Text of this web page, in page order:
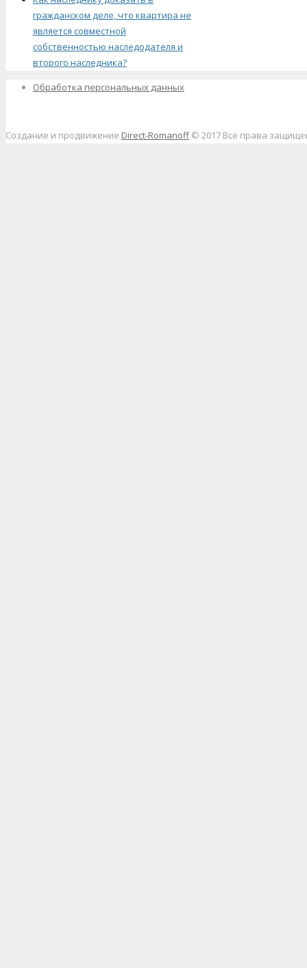
гражданском деле, что квартира не
является совместной
собственностью наследодателя и
второго наследника?
Обработка персональных данных
Создание и продвижение Direct-Romanoff© 2017 Все права